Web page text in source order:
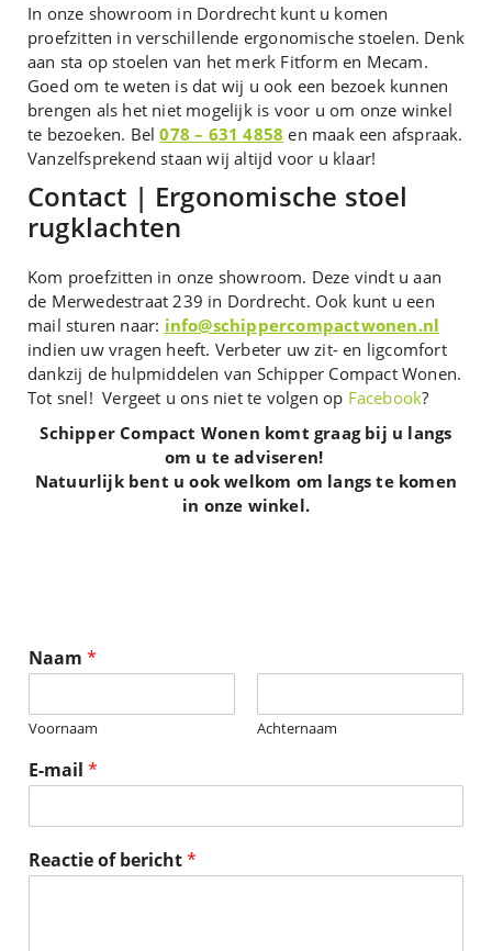
In onze showroom in Dordrecht kunt u komen
proefzitten in verschillende ergonomische stoelen. Denk
aan sta op stoelen van het merk Fitform en Mecam.
Goed om te weten is dat wij u ook een bezoek kunnen
brengen als het niet mogelijk is voor u om onze winkel
te bezoeken. Bel078 – 631 4858 en maak een afspraak.
Vanzelfsprekend staan wij altijd voor u klaar!
Contact | Ergonomische stoel
rugklachten
Kom proefzitten in onze showroom. Deze vindt u aan
de Merwedestraat 239 in Dordrecht. Ook kunt u een
mail sturen naar: info@schippercompactwonen.nl
indien uw vragen heeft. Verbeter uw zit- en ligcomfort
dankzij de hulpmiddelen van Schipper Compact Wonen.
Tot snel! Vergeet u ons niet te volgen op Facebook?
Schipper Compact Wonen komt graag bij u langs
om u te adviseren!
Natuurlijk bent u ook welkom om langs te komen
in onze winkel.
Naam *
Voornaam Achternaam
E-mail *
Reactie of bericht*